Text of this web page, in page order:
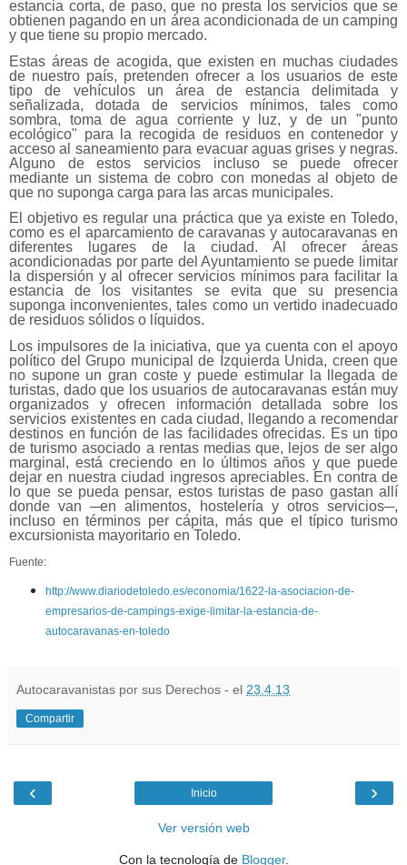
estancia corta, de paso, que no presta los servicios que se
obtienen pagando en un área acondicionada de un camping
y que tiene su propio mercado.
Estas áreas de acogida, que existen en muchas ciudades
de nuestro país, pretenden ofrecer a los usuarios de este
tipo de vehículos un área de estancia delimitada y
señalizada, dotada de servicios mínimos, tales como
sombra, toma de agua corriente y luz, y de un "punto
ecológico" para la recogida de residuos en contenedor y
acceso al saneamiento para evacuar aguas grises y negras.
Alguno de estos servicios incluso se puede ofrecer
mediante un sistema de cobro con monedas al objeto de
que no suponga carga para las arcas municipales.
El objetivo es regular una práctica que ya existe en Toledo,
como es el aparcamiento de caravanas y autocaravanas en
diferentes lugares de la ciudad. Al ofrecer áreas
acondicionadas por parte del Ayuntamiento se puede limitar
la dispersión y al ofrecer servicios mínimos para facilitar la
estancia de los visitantes se evita que su presencia
suponga inconvenientes, tales como un vertido inadecuado
de residuos sólidos o líquidos.
Los impulsores de la iniciativa, que ya cuenta con el apoyo
político del Grupo municipal de Izquierda Unida, creen que
no supone un gran coste y puede estimular la llegada de
turistas, dado que los usuarios de autocaravanas están muy
organizados y ofrecen información detallada sobre los
servicios existentes en cada ciudad, llegando a recomendar
destinos en función de las facilidades ofrecidas. Es un tipo
de turismo asociado a rentas medias que, lejos de ser algo
marginal, está creciendo en lo últimos años y que puede
dejar en nuestra ciudad ingresos apreciables. En contra de
lo que se pueda pensar, estos turistas de paso gastan allí
donde van ─en alimentos, hostelería y otros servicios─,
incluso en términos per cápita, más que el típico turismo
excursionista mayoritario en Toledo.
Fuente:
http://www.diariodetoledo.es/economia/1622-la-asociacion-de-
empresarios-de-campings-exige-limitar-la-estancia-de-
autocaravanas-en-toledo
Autocaravanistas por sus Derechos - el 23.4.13
Compartir
‹ ›
Inicio
Ver versión web
Con la tecnología de Blogger.